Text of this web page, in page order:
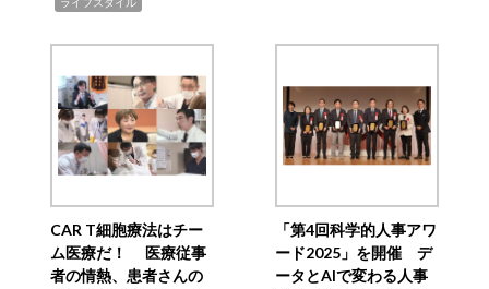
CAR T細胞療法はチー
ム医療だ！ 医療従事
者の情熱、患者さんの
「第4回科学的人事アワ
ード2025」を開催 デ
ータとAIで変わる人事